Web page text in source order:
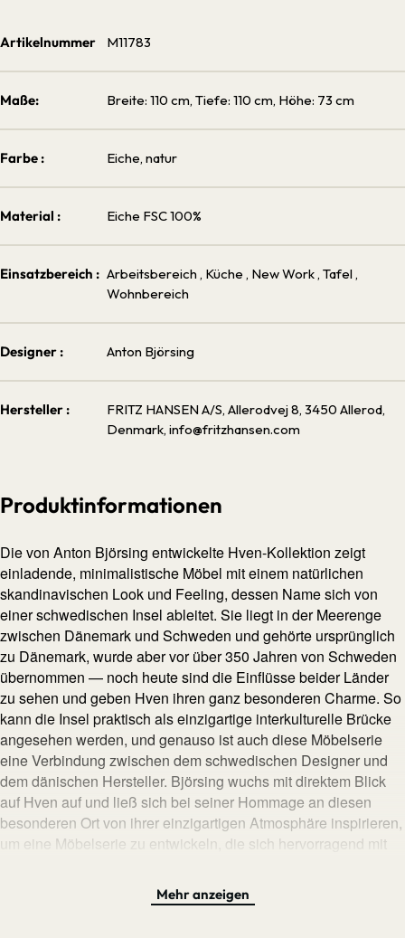
Artikelnummer M11783
Maße: Breite: 110 cm, Tiefe: 110 cm, Höhe: 73 cm
Farbe : Eiche, natur
Material : Eiche FSC 100%
Einsatzbereich : Arbeitsbereich , Küche , New Work , Tafel ,
Wohnbereich
Designer : Anton Björsing
Hersteller :
FRITZ HANSEN A/S, Allerodvej 8, 3450 Allerod,
Denmark, info@fritzhansen.com
Produktinformationen
Die von Anton Björsing entwickelte Hven-Kollektion zeigt
einladende, minimalistische Möbel mit einem natürlichen
skandinavischen Look und Feeling, dessen Name sich von
einer schwedischen Insel ableitet. Sie liegt in der Meerenge
zwischen Dänemark und Schweden und gehörte ursprünglich
zu Dänemark, wurde aber vor über 350 Jahren von Schweden
übernommen — noch heute sind die Einflüsse beider Länder
zu sehen und geben Hven ihren ganz besonderen Charme. So
kann die Insel praktisch als einzigartige interkulturelle Brücke
angesehen werden, und genauso ist auch diese Möbelserie
eine Verbindung zwischen dem schwedischen Designer und
dem dänischen Hersteller. Björsing wuchs mit direktem Blick
auf Hven auf und ließ sich bei seiner Hommage an diesen
besonderen Ort von ihrer einzigartigen Atmosphäre inspirieren,
um eine Möbelserie zu entwickeln, die sich hervorragend mit
kombinieren lässt und symbolisch für das Zusammenkommen
steht. Der hier zu sehende Tisch besticht nicht nur mit seinem
Mehr anzeigen